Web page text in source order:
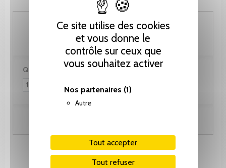
Ce site utilise des cookies
et vous donne le
contrôle sur ceux que
vous souhaitez activer
Nos partenaires (1)
Autre
Tout accepter
Tout refuser
102.60 CHF
Quantité :